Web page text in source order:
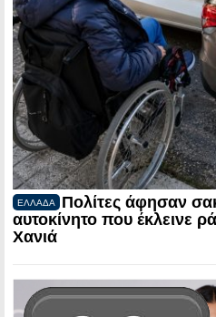
ΕΛΛΑΔΑ
Πολίτες άφησαν
αυτοκίνητο που έκλεινε
Χανιά